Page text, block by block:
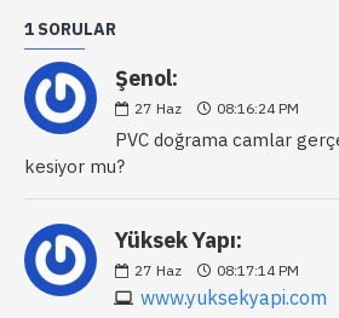
1 SORULAR
Şenol:
27 Haz 08:16:24 PM
PVC doğrama camlar
kesiyor mu?
Yüksek Yapı:
27 Haz 08:17:14 PM
www.yuksekyapi.com